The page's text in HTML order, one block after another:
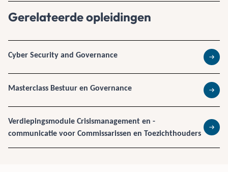
Gerelateerde opleidingen
Cyber Security and Governance
Lees
Masterclass Bestuur en Governance
Lees
Verdiepingsmodule Crisismanagement en -
communicatie voor Commissarissen en Toezichthouders
Lees